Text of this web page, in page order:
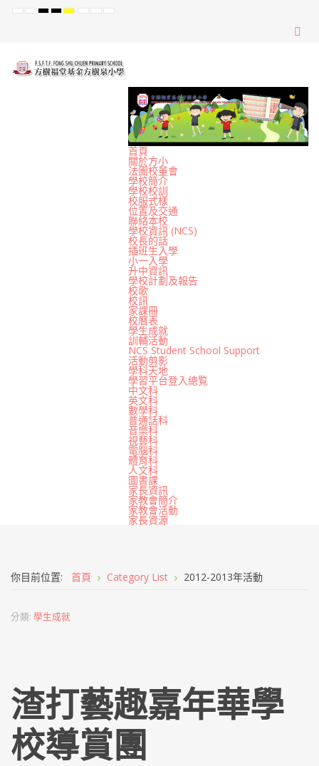
Default
NightHighHighHighSetSetSet
首頁
關於方小
法團校董會
學校簡介
學校校訓
校服式樣
位置及交通
聯絡本校
學校資訊 (NCS)
校長的話
插班生入學
小一入學
升中資訊
學校計劃及報告
校歌
校訊
家課冊
校曆表
學生成就
訓輔活動
NCS Student School Support
活動剪影
學科天地
學習平台登入總覧
中文科
英文科
數學科
普通話科
音樂科
視藝科
電腦科
體育科
人文科
圖書課
家長資訊
家教會簡介
家教會活動
家長資源
你目前位置: 首頁 Category List 2012-2013年活動
分類: 學生成就
渣打藝趣嘉年華學
校導賞團